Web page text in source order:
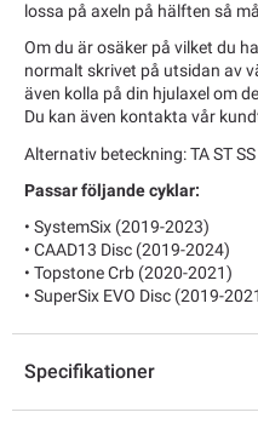
lossa på axeln på hälften så
Om du är osäker på vilket du
normalt skrivet på utsidan av
även kolla på din hjulaxel om
Du kan även kontakta vår
Alternativ beteckning: TA ST
Passar följande cyklar:
• SystemSix (2019-2023)
• CAAD13 Disc (2019-2024)
• Topstone Crb (2020-2021)
• SuperSix EVO Disc (2019-
Specifikationer